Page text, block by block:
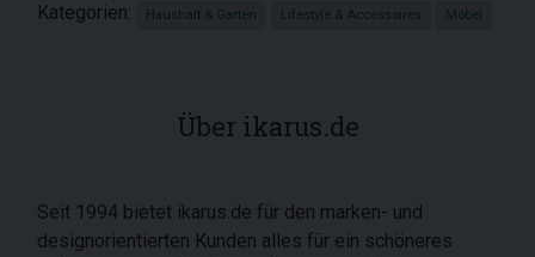
Kategorien:
Haushalt & Garten Lifestyle & Accessoires Möbel
Über ikarus.de
Seit 1994 bietet ikarus.de für den marken- und
designorientierten Kunden alles für ein schöneres